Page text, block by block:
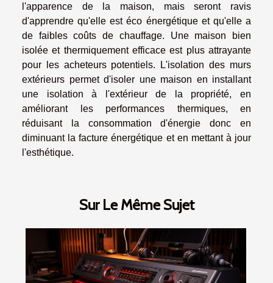
l'apparence de la maison, mais seront ravis
d'apprendre qu'elle est éco énergétique et qu'elle a
de faibles coûts de chauffage. Une maison bien
isolée et thermiquement efficace est plus attrayante
pour les acheteurs potentiels. L'isolation des murs
extérieurs permet d'isoler une maison en installant
une isolation à l'extérieur de la propriété, en
améliorant les performances thermiques, en
réduisant la consommation d'énergie donc en
diminuant la facture énergétique et en mettant à jour
l'esthétique.
Sur Le Même Sujet